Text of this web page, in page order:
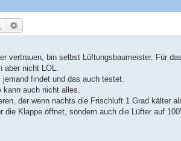
Suche
vertrauen, bin selbst Lüftungsbaumeister. Für
nicht LOL.
findet und das auch testet.
auch nicht alles.
der wenn nachts die Frischluft 1 Grad kälter
Klappe öffnet, sondern auch die Lüfter auf